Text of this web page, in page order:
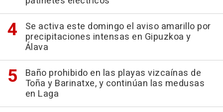
Se activa este domingo el aviso amarillo por
precipitaciones intensas en Gipuzkoa y
Álava
Baño prohibido en las playas vizcaínas de
Toña y Barinatxe, y continúan las medusas
en Laga